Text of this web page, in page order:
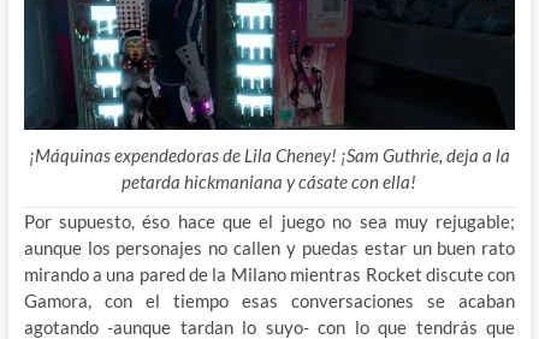
¡Máquinas expendedoras de Lila Cheney! ¡Sam Guthrie, deja a la
petarda hickmaniana y cásate con ella!
Por supuesto, éso hace que el juego no sea muy rejugable;
aunque los personajes no callen y puedas estar un buen rato
mirando a una pared de la Milano mientras Rocket discute con
Gamora, con el tiempo esas conversaciones se acaban
agotando -aunque tardan lo suyo- con lo que tendrás que